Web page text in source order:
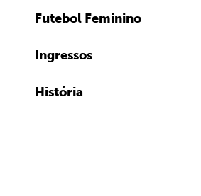
Futebol Feminino
Ingressos
História